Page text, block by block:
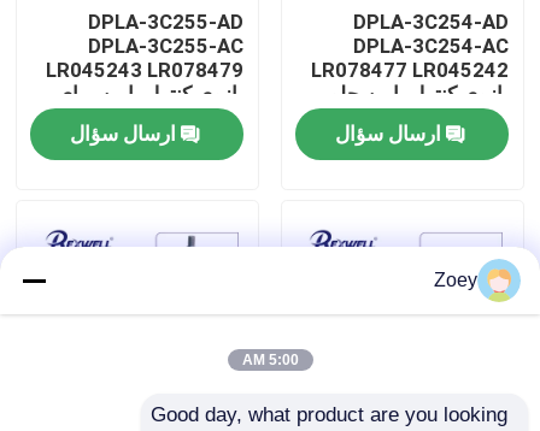
تور کارخانه
کنترل کیفیت
اخبار
درخواست نقل قول
DPLA-3C254-AD
DPLA-3C254-AC
LR078477 LR045242
بازوی کنترل پایین جلو
عقب برای Range Rover
Land Roverارسال سؤال
DPLA-3C255-AD
DPLA-3C255-AC
LR045243 LR078479
بازوی کنترل پایین برای
Range Rover Land
Rover
ارسال سؤال
Zoey
5:00 AM
Good day, what product are you looking